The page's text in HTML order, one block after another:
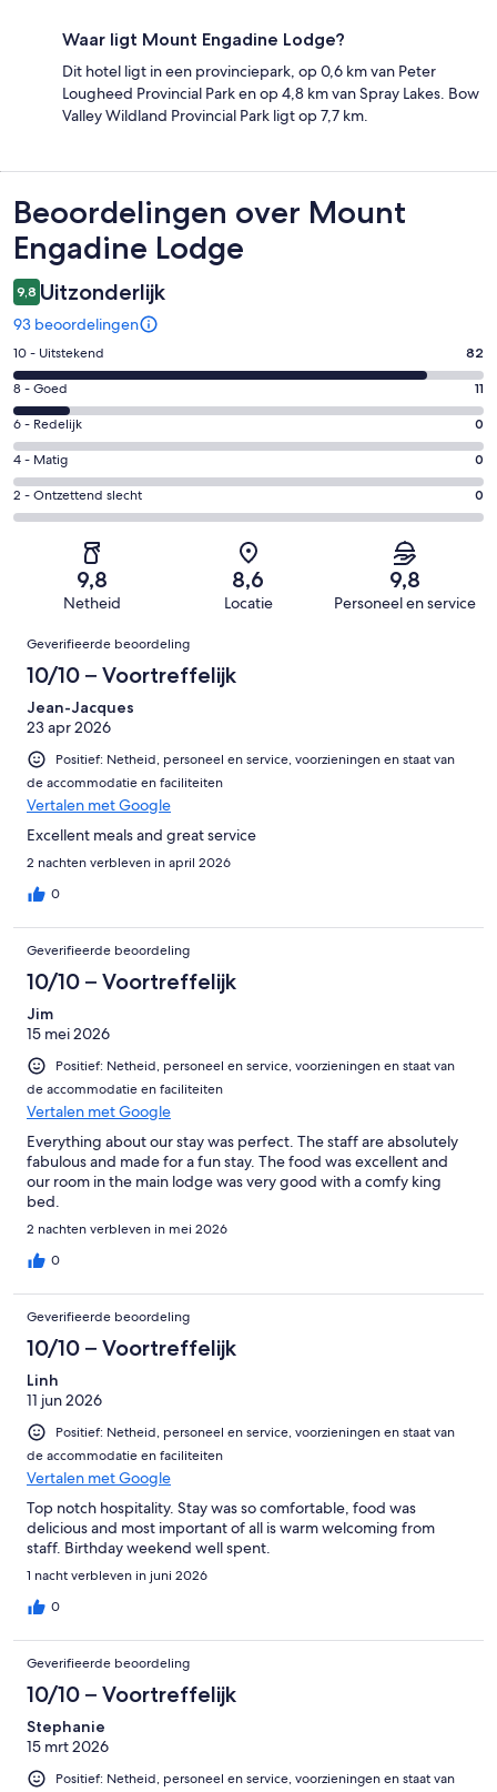
Waar ligt Mount Engadine Lodge?
Dit hotel ligt in een provinciepark, op 0,6 km van Peter
Lougheed Provincial Park en op 4,8 km van Spray Lakes. Bow
Valley Wildland Provincial Park ligt op 7,7 km.
Beoordelingen
Beoordelingen over Mount
Engadine Lodge
9,8 Uitzonderlijk
93 beoordelingen
Gastenscore:
10
-
Uitstekend.
82
van
93
beoordelingen
10 - Uitstekend 82
Gastenscore:
8
-
Goed.
11
van
beoordelingen
8 - Goed 11
Gastenscore:
6
-
Redelijk.
0
beoordelingen
6 - Redelijk 0
Gastenscore:
4
-
4 - Matig 0
Gastenscore:
2
Ontzettend
van
beoordelingen
2 - Ontzettend slecht 0
9,8
Netheid
8,6
Locatie
9,8
Personeel en service
Beoordelingen
Geverifieerde beoordeling
10/10 – Voortreffelijk
Jean-Jacques
23 apr 2026
Positief: Netheid, personeel en service, voorzieningen en staat van
de accommodatie en faciliteiten
Vertalen met Google
Excellent meals and great service
2 nachten verbleven in april 2026
0
Geverifieerde beoordeling
10/10 – Voortreffelijk
Jim
15 mei 2026
Positief: Netheid, personeel en service, voorzieningen en staat van
de accommodatie en faciliteiten
Vertalen met Google
Everything about our stay was perfect. The staff are absolutely
fabulous and made for a fun stay. The food was excellent and
our room in the main lodge was very good with a comfy king
bed.
2 nachten verbleven in mei 2026
0
Geverifieerde beoordeling
10/10 – Voortreffelijk
Linh
11 jun 2026
Positief: Netheid, personeel en service, voorzieningen en staat van
de accommodatie en faciliteiten
Vertalen met Google
Top notch hospitality. Stay was so comfortable, food was
delicious and most important of all is warm welcoming from
staff. Birthday weekend well spent.
1 nacht verbleven in juni 2026
0
Geverifieerde beoordeling
10/10 – Voortreffelijk
Stephanie
15 mrt 2026
Positief: Netheid, personeel en service, voorzieningen en staat van